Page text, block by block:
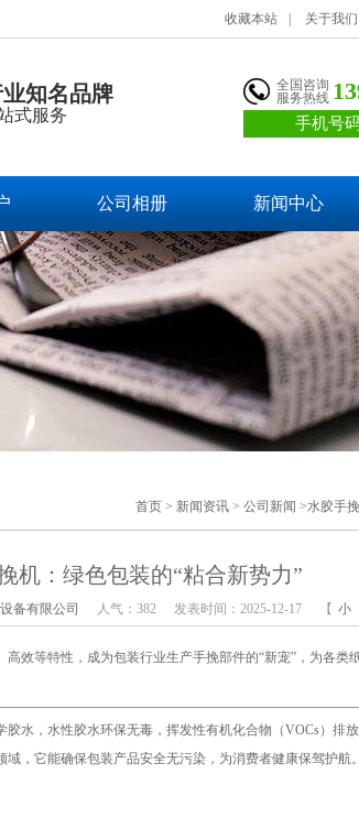
收藏本站 关于我们
知名品牌
式服务
全国咨询
服务热线
手机号
公司相册 新闻中心
首页 > 新闻资讯 > 公司新闻 >水胶手
机：绿色包装的“粘合新势力”
备有限公司 人气：382 发表时间：2025-12-17 【 小
效等特性，成为包装行业生产手挽部件的“新宠”，为各类
水，水性胶水环保无毒，挥发性有机化合物（VOCs）排
，它能确保包装产品安全无污染，为消费者健康保驾护航。